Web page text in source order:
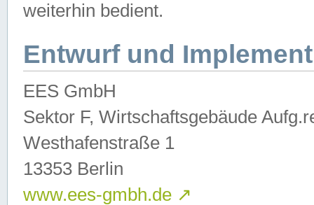
weiterhin bedient.
Entwurf und
EES GmbH
Sektor F, Wirtschaftsgebäude
Westhafenstraße 1
13353 Berlin
www.ees-gmbh.de ↗